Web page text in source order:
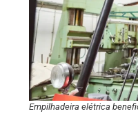
Empilhadeira elétrica